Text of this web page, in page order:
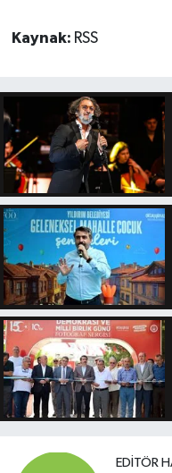
Kaynak: RSS
EDITÖR